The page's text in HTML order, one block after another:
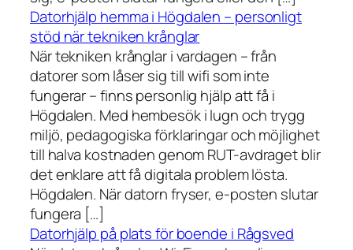
Datorhjälp hemma i Högdalen – personligt
stöd när tekniken krånglar
När tekniken krånglar i vardagen – från
datorer som låser sig till wifi som inte
fungerar – finns personlig hjälp att få i
Högdalen. Med hembesök i lugn och trygg
miljö, pedagogiska förklaringar och möjlighet
till halva kostnaden genom RUT-avdraget blir
det enklare att få digitala problem lösta.
Högdalen. När datorn fryser, e-posten slutar
fungera […]
Datorhjälp på plats för boende i Rågsved